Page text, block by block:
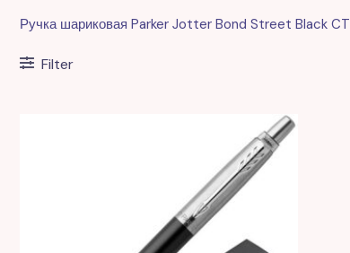
Ручка шариковая Parker Jotter Bond Street Black CT
Filter